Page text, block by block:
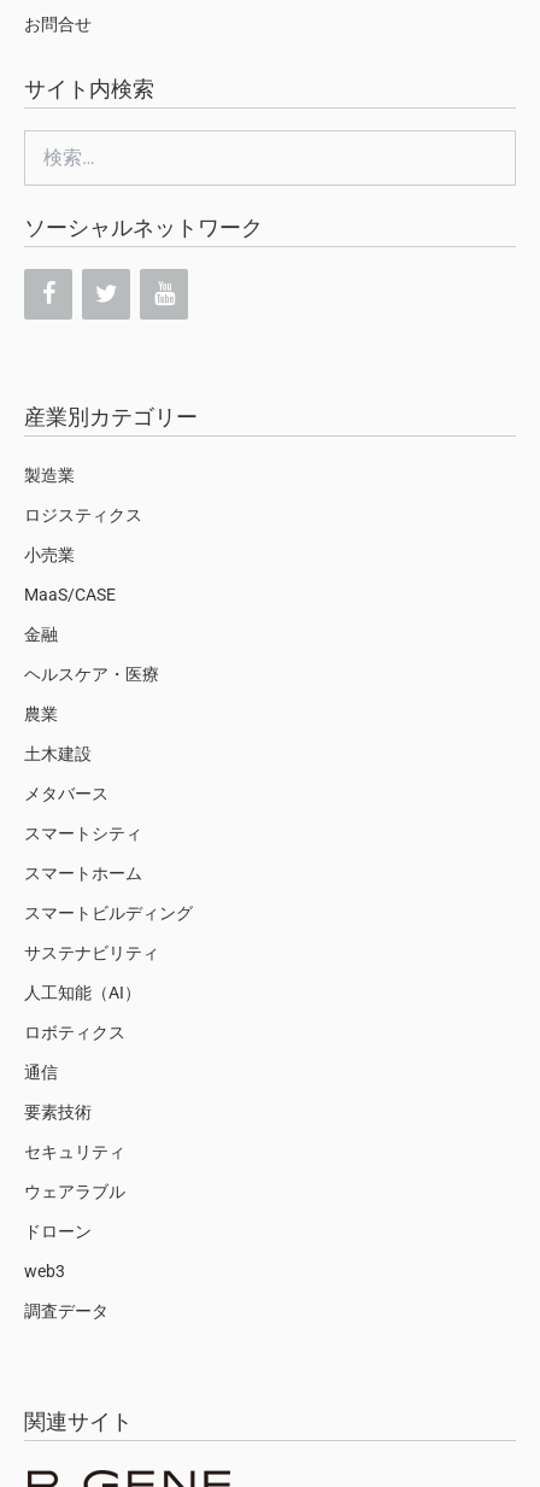
お問合せ
サイト内検索
索:
ソーシャルネットワーク
産業別カテゴリー
製造業
ロジスティクス
小売業
MaaS/CASE
金融
ヘルスケア・医療
農業
土木建設
メタバース
スマートシティ
スマートホーム
スマートビルディング
サステナビリティ
人工知能（AI）
ロボティクス
通信
要素技術
セキュリティ
ウェアラブル
ドローン
web3
調査データ
関連サイト